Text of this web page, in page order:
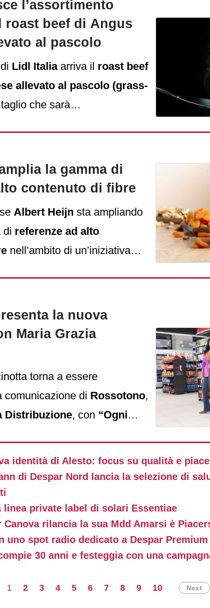
l’assortimento
roast beef di Angus
al pascolo
Lidl Italiaarriva il roast beef
allevato al pascolo (grass-
che sarà
la gamma di
contenuto di fibre
Albert Heijn sta ampliando
di referenze ad alto
nell’ambito di un’iniziativa
come ha dichiarato in un
e ha riportatoEsm
la nuova
Maria Grazia
torna a essere
comunicazione di Rossotono,
Distribuzione, con “Ogni
creativa di Marcello
Capatonda
identità di Alesto: focus su qualità e
di Despar Nord lancia la selezione di
linea private label di solari Essentiae
rilancia la sua Mdd Amarsi è
uno spot radio dedicato a Despar Premium
30 anni e festeggia con una
1 2 3 4 5 6 7 8 9 10 Next